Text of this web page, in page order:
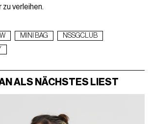
verleihen.
MINI BAG
NSSGCLUB
ALS NÄCHSTES LIEST